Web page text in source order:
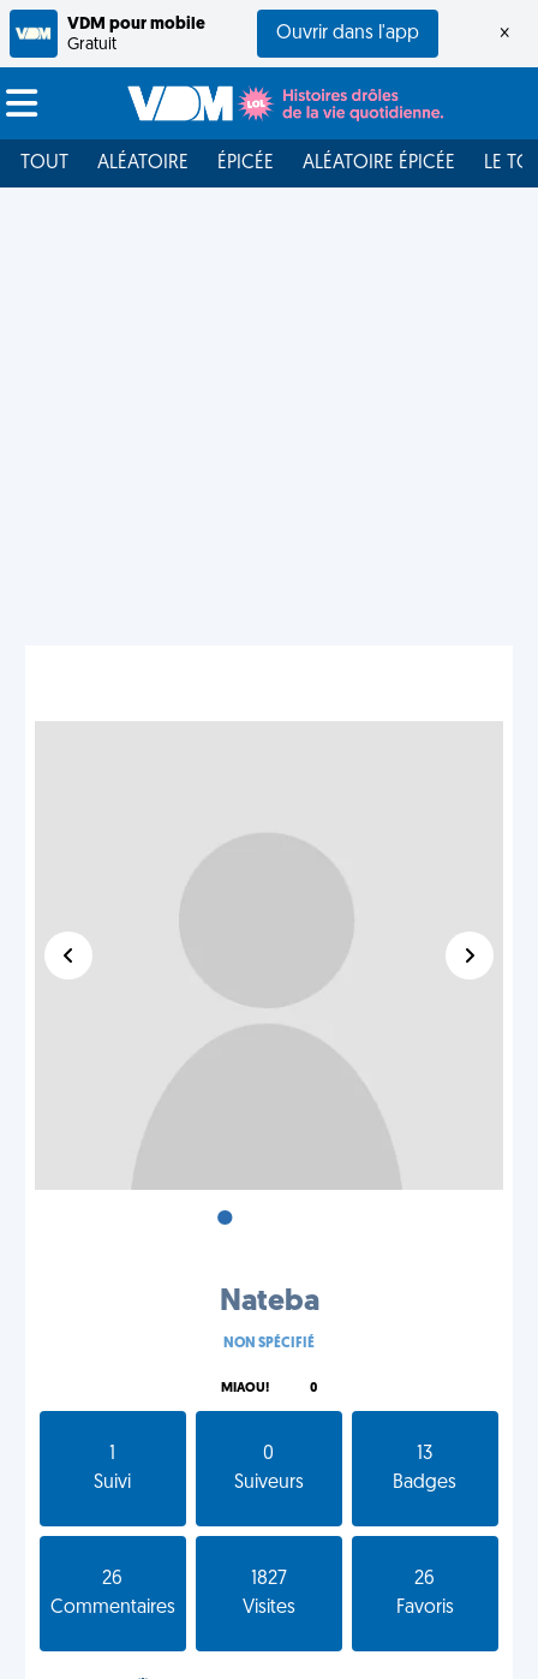
VDM pour mobile
Gratuit
Ouvrir dans l'app ×
TOUT ALÉATOIRE ÉPICÉE ALÉATOIRE ÉPICÉE LE
•
Nateba
NON SPÉCIFIÉ
MIAOU! 0
Suivi
0
Suiveurs
13
Badges
26
Commentaires
1827
Visites
26
Favoris